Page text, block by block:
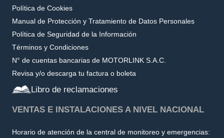
Política de Cookies
Manual de Protección y Tratamiento de Datos Personales
Política de Seguridad de la Información
Términos y Condiciones
N° de cuentas bancarias de MOTORLINK S.A.C.
Revisa y/o descarga tu factura o boleta
Libro de reclamaciones
VENTAS E INSTALACIONES A NIVEL NACIONAL
Horario de atención de la central de monitoreo y emergencias: